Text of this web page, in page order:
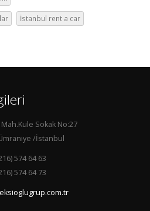
İstanbul rent a car
Sokak No:27
/İstanbul
574 64 63
574 64 73